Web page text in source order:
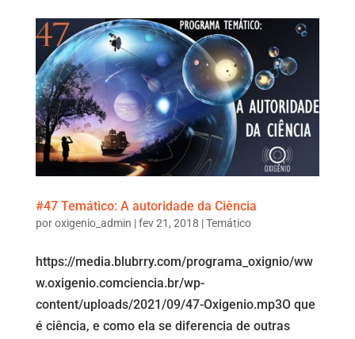
#47 Temático: A autoridade da Ciência
poroxigenio_admin |fev 21, 2018 |Temático
https://media.blubrry.com/programa_oxignio/ww
w.oxigenio.comciencia.br/wp-
content/uploads/2021/09/47-Oxigenio.mp3O que
é ciência, e como ela se diferencia de outras